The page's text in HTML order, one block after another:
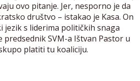
ovo pitanje. Jer, nesporno je da
društvo – istakao je Kasa. On
jezik s liderima političkih snaga
SVM-a Ištvan Pastor u
platiti tu koaliciju.